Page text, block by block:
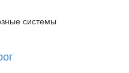
системы